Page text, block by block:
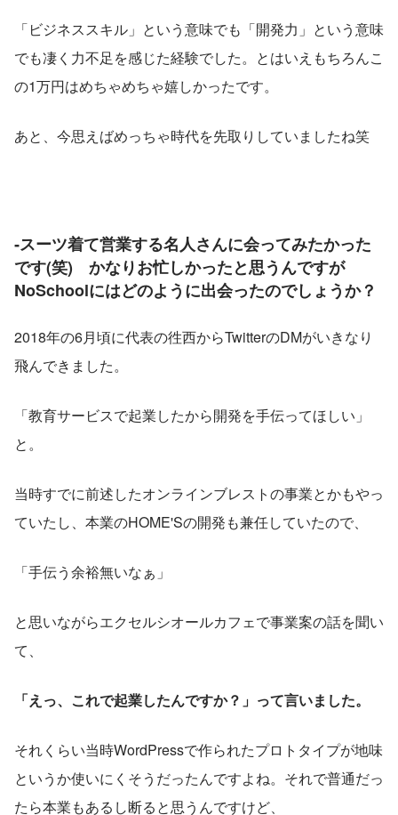
「ビジネススキル」という意味でも「開発力」という意味
でも凄く力不足を感じた経験でした。とはいえもちろんこ
の1万円はめちゃめちゃ嬉しかったです。
あと、今思えばめっちゃ時代を先取りしていましたね笑
‐スーツ着て営業する名人さんに会ってみたかった
です(笑)　かなりお忙しかったと思うんですが
NoSchoolにはどのように出会ったのでしょうか？
2018年の6月頃に代表の徃西からTwitterのDMがいきなり
飛んできました。
「教育サービスで起業したから開発を手伝ってほしい」
と。
当時すでに前述したオンラインブレストの事業とかもやっ
ていたし、本業のHOME'Sの開発も兼任していたので、
「手伝う余裕無いなぁ」
と思いながらエクセルシオールカフェで事業案の話を聞い
て、
「えっ、これで起業したんですか？」って言いました。
それくらい当時WordPressで作られたプロトタイプが地味
というか使いにくそうだったんですよね。それで普通だっ
たら本業もあるし断ると思うんですけど、